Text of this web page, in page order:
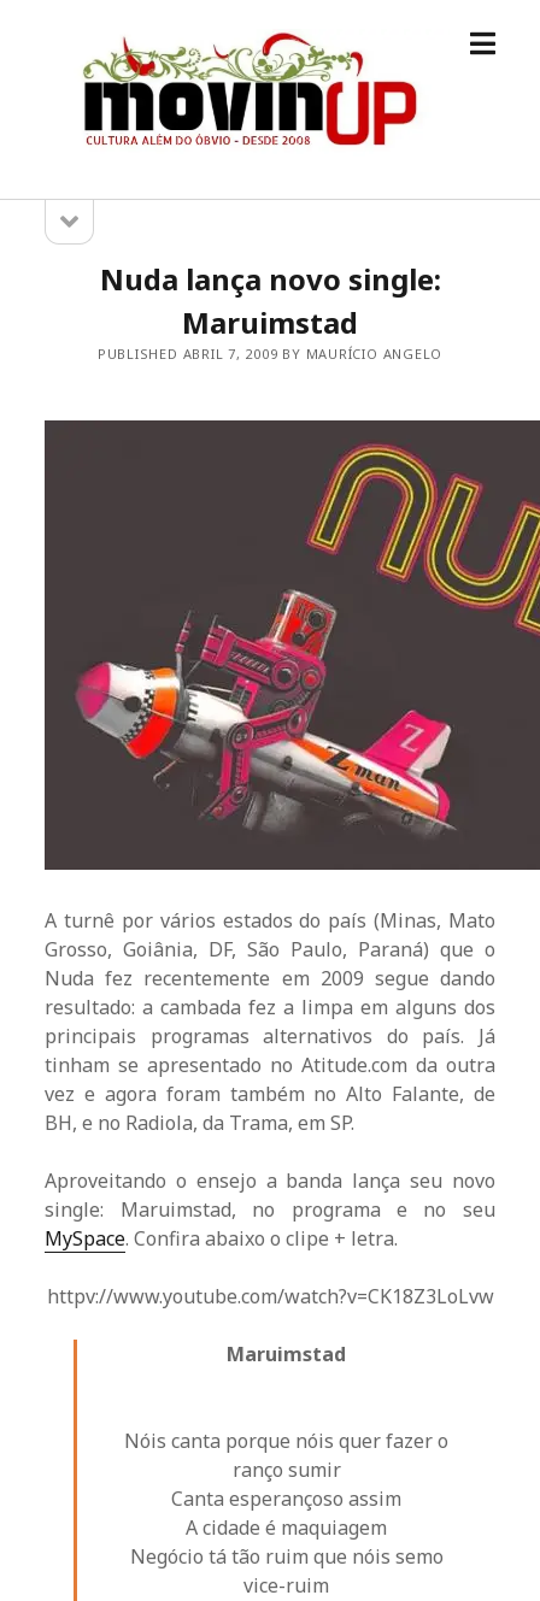
M.O.V.I.N
[UP]
open
Sidebarsidebar
Nuda lança novo single:
Maruimstad
PUBLISHED ABRIL 7, 2009 BY MAURÍCIO ANGELO
A turnê por vários estados do país (Minas, Mato
Grosso, Goiânia, DF, São Paulo, Paraná) que o
Nuda fez recentemente em 2009 segue dando
resultado: a cambada fez a limpa em alguns dos
principais programas alternativos do país. Já
tinham se apresentado no Atitude.com da outra
vez e agora foram também no Alto Falante, de
BH, e no Radiola, da Trama, em SP.
Aproveitando o ensejo a banda lança seu novo
single: Maruimstad, no programa e no seu
MySpace. Confira abaixo o clipe + letra.
httpv://www.youtube.com/watch?v=CK18Z3LoLvw
Maruimstad
Nóis canta porque nóis quer fazer o
ranço sumir
Canta esperançoso assim
A cidade é maquiagem
Negócio tá tão ruim que nóis semo
vice-ruim